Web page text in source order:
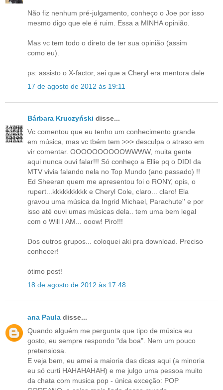
Não fiz nenhum pré-julgamento, conheço o Joe por isso
mesmo digo que ele é ruim. Essa a MINHA opinião.
Mas vc tem todo o direto de ter sua opinião (assim
como eu).
ps: assisto o X-factor, sei que a Cheryl era mentora dele
17 de agosto de 2012 às 19:11
Bárbara Kruczyński disse...
Vc comentou que eu tenho um conhecimento grande
em música, mas vc tbém tem >>> desculpa o atraso em
vir comentar. OOOOOOOOOOWWWW, muita gente
aqui nunca ouvi falar!!! Só conheço a Ellie pq o DIDI da
MTV vivia falando nela no Top Mundo (ano passado) !!
Ed Sheeran quem me apresentou foi o RONY, opis, o
rupert...kkkkkkkkkk e Cheryl Cole, claro... claro! Ela
gravou uma música da Ingrid Michael, Parachute'' e por
isso até ouvi umas músicas dela.. tem uma bem legal
com o Will I AM... ooow! Piro!!!
Dos outros grupos... coloquei aki pra download. Preciso
conhecer!
ótimo post!
18 de agosto de 2012 às 17:48
ana Paula disse...
Quando alguém me pergunta que tipo de música eu
gosto, eu sempre respondo "da boa". Nem um pouco
pretensiosa.
E veja bem, eu amei a maioria das dicas aqui (a minoria
eu só curti HAHAHAHAH) e me julgo uma pessoa muito
da chata com musica pop - única exceção: POP